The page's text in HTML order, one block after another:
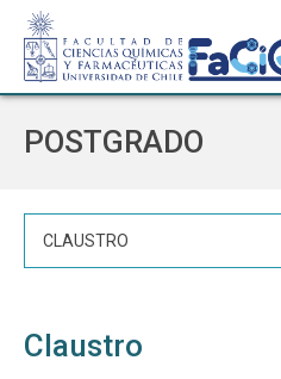
POSTGRADO
CLAUSTRO
Claustro